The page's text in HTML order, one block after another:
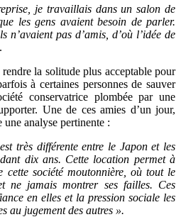
je travaillais dans un salon de
les gens avaient besoin de parler.
n’avaient pas d’amis, d’où l’idée de
la solitude plus acceptable pour
à certaines personnes de sauver
conservatrice plombée par une
Une de ces amies d’un jour,
une analyse pertinente :
très différente entre le Japon et les
dix ans. Cette location permet à
cette société moutonnière, où tout le
ne jamais montrer ses failles. Ces
en elles et la pression sociale les
au jugement des autres ».